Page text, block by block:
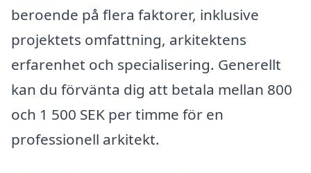
beroende på flera faktorer, inklusive
projektets omfattning, arkitektens
erfarenhet och specialisering. Generellt
kan du förvänta dig att betala mellan 800
och 1 500 SEK per timme för en
professionell arkitekt.